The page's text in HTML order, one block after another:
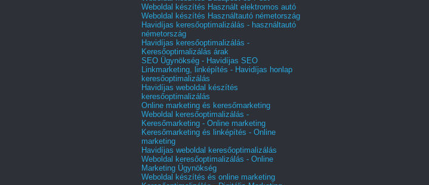
Weboldal készítés Használt elektromos autó
Weboldal készítés Használtautó németország
Havidíjas keresőoptimalizálás - használtautó
németország
Havidíjas keresőoptimalizálás -
Keresőoptimalizálás árak
SEO Ügynökség - Havidíjas SEO
Linkmarketing, linképítés - Havidíjas honlap
keresőoptimalizálás
Havidíjas weboldal készítés
keresőoptimalizálás
Online marketing és keresőmarketing
Weboldal keresőoptimalizálás -
Keresőmarketing - Online marketing
Keresőmarketing és linképítés - Online
marketing
Havidíjas weboldal keresőoptimalizálás
Weboldal keresőoptimalizálás - Online
Marketing Ügynökség
Weboldal készítés és online marketing